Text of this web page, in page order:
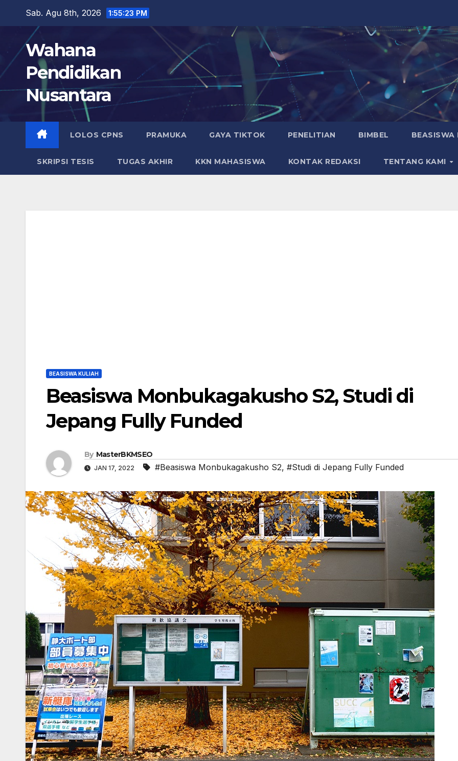
content
Sab. Agu 8th, 2026 1:55:24 PM
Wahana
Pendidikan
Nusantara
LOLOS CPNS PRAMUKA GAYA TIKTOK PENELITIAN BIMBEL BEASISWA
SKRIPSI TESIS TUGAS AKHIR KKN MAHASISWA KONTAK REDAKSI TENTANG KAMI
BEASISWA KULIAH
Beasiswa Monbukagakusho S2, Studi di
Jepang Fully Funded
By MasterBKMSEO
JAN 17, 2022 #Beasiswa Monbukagakusho S2, #Studi di Jepang Fully Funded